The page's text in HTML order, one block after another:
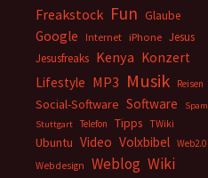
Freakstock Fun Glaube
Google Internet iPhone Jesus
Jesusfreaks Kenya Konzert
Lifestyle MP3 Musik Reisen
Social-Software Software
Spam
Stuttgart
Telefon Tipps TWiki
Ubuntu Video Volxbibel Web2.0
Webdesign
Weblog Wiki